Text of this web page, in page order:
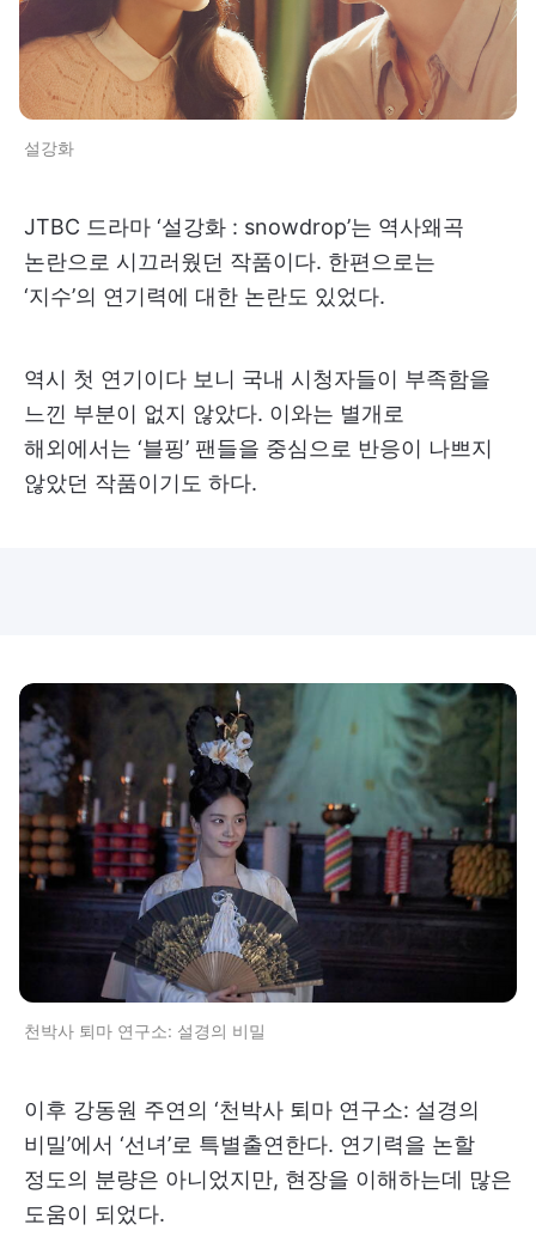
설강화
JTBC 드라마 ‘설강화 : snowdrop’는 역사왜곡
논란으로 시끄러웠던 작품이다. 한편으로는
‘지수’의 연기력에 대한 논란도 있었다.
역시 첫 연기이다 보니 국내 시청자들이 부족함을
느낀 부분이 없지 않았다. 이와는 별개로
해외에서는 ‘블핑’ 팬들을 중심으로 반응이 나쁘지
않았던 작품이기도 하다.
천박사 퇴마 연구소: 설경의 비밀
이후 강동원 주연의 ‘천박사 퇴마 연구소: 설경의
비밀’에서 ‘선녀’로 특별출연한다. 연기력을 논할
정도의 분량은 아니었지만, 현장을 이해하는데 많은
도움이 되었다.